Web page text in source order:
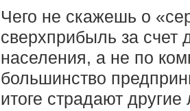
Чего не скажешь о
сверхприбыль за счет
населения, а не по
большинство
итоге страдают